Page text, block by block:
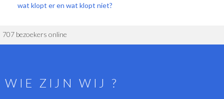
wat klopt er en wat klopt niet?
707 bezoekers online
WIE ZIJN WIJ ?